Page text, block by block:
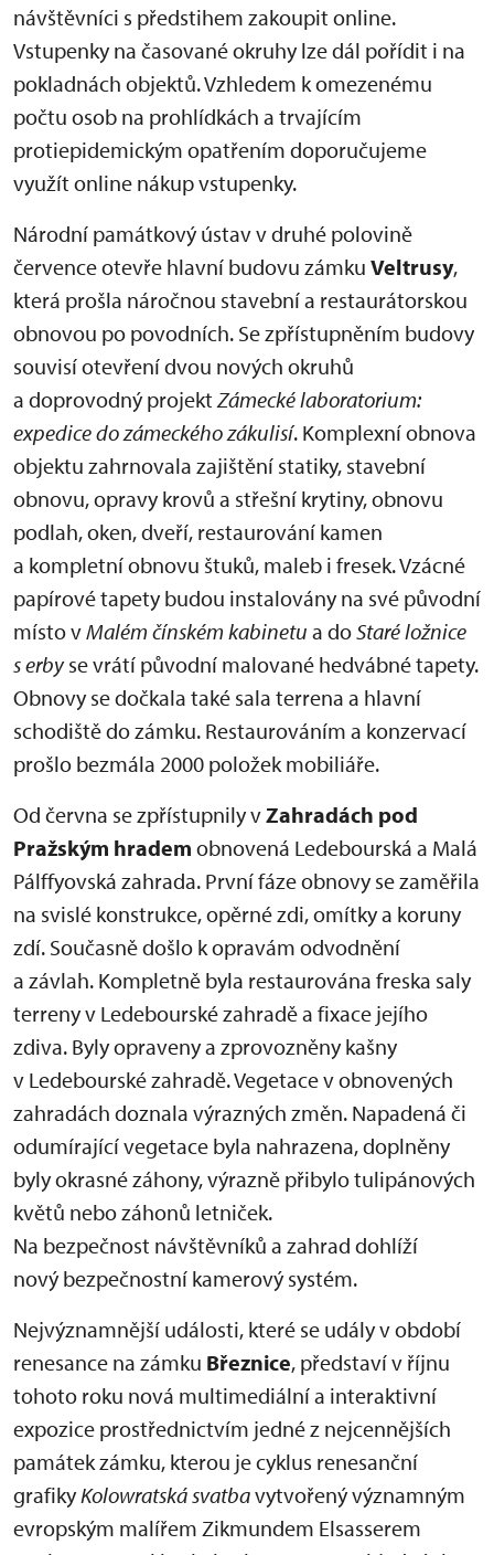
návštěvníci s předstihem zakoupit online.
Vstupenky na časované okruhy lze dál pořídit i na
pokladnách objektů. Vzhledem k omezenému
počtu osob na prohlídkách a trvajícím
protiepidemickým opatřením doporučujeme
využít online nákup vstupenky.
Národní památkový ústav v druhé polovině
července otevře hlavní budovu zámku Veltrusy,
která prošla náročnou stavební a restaurátorskou
obnovou po povodních. Se zpřístupněním budovy
souvisí otevření dvou nových okruhů
a doprovodný projektZámecké laboratorium:
expedice do zámeckého zákulisí. Komplexní obnova
objektu zahrnovala zajištění statiky, stavební
obnovu, opravy krovů a střešní krytiny, obnovu
podlah, oken, dveří, restaurování kamen
a kompletní obnovu štuků, maleb i fresek. Vzácné
papírové tapety budou instalovány na své původní
místo vMalém čínském kabinetu a doStaré ložnice
s erbyse vrátí původní malované hedvábné tapety.
Obnovy se dočkala také sala terrena a hlavní
schodiště do zámku. Restaurováním a konzervací
prošlo bezmála 2000 položek mobiliáře.
Od června se zpřístupnily vZahradách pod
Pražským hradem obnovená Ledebourská a Malá
Pálffyovská zahrada. První fáze obnovy se zaměřila
na svislé konstrukce, opěrné zdi, omítky a koruny
zdí. Současně došlo k opravám odvodnění
a závlah. Kompletně byla restaurována freska saly
terreny v Ledebourské zahradě a fixace jejího
zdiva. Byly opraveny a zprovozněny kašny
v Ledebourské zahradě. Vegetace v obnovených
zahradách doznala výrazných změn. Napadená či
odumírající vegetace byla nahrazena, doplněny
byly okrasné záhony, výrazně přibylo tulipánových
květů nebo záhonů letniček.
Na bezpečnost návštěvníků a zahrad dohlíží
nový bezpečnostní kamerový systém.
Nejvýznamnější události, které se udály v období
renesance na zámku Březnice, představí v říjnu
tohoto roku nová multimediální a interaktivní
expozice prostřednictvím jedné z nejcennějších
památek zámku, kterou je cyklus renesanční
grafikyKolowratská svatbavytvořený významným
evropským malířem Zikmundem Elsasserem